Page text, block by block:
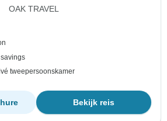
OAK TRAVEL
tweepersoonskamer
Bekijk reis